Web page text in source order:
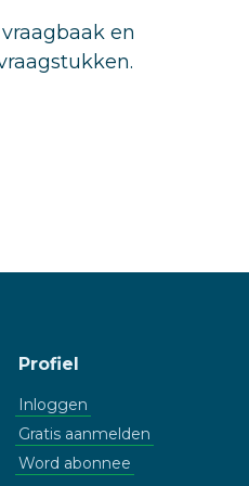
en
Profiel
Inloggen
Gratis aanmelden
Word abonnee